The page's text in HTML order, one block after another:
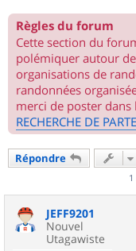
Règles du forum
Cette section du
polémiquer autour
organisations de
randonnées
merci de poster
RECHERCHE DE
Répondre
1
JEFF9201
Nouvel
Utagawiste